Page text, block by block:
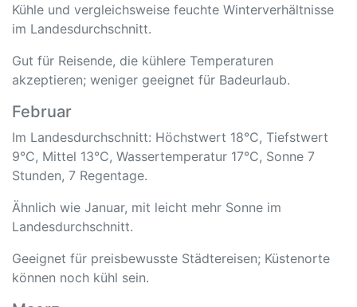
Kühle und vergleichsweise feuchte Winterverhältnisse
im Landesdurchschnitt.
Gut für Reisende, die kühlere Temperaturen
akzeptieren; weniger geeignet für Badeurlaub.
Februar
Im Landesdurchschnitt: Höchstwert 18°C, Tiefstwert
9°C, Mittel 13°C, Wassertemperatur 17°C, Sonne 7
Stunden, 7 Regentage.
Ähnlich wie Januar, mit leicht mehr Sonne im
Landesdurchschnitt.
Geeignet für preisbewusste Städtereisen; Küstenorte
können noch kühl sein.